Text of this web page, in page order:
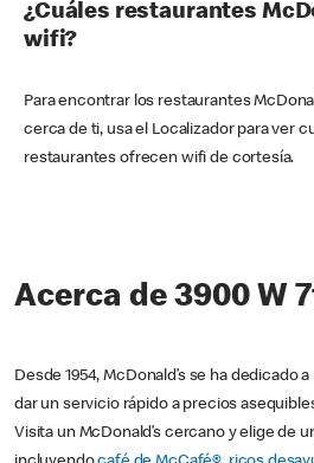
¿Cuáles restaurantes
wifi?
Para encontrar los restaurantes
cerca de ti, usa el Localizador para ver
restaurantes ofrecen wifi de cortesía.
Acerca de 3900 W
Desde 1954, McDonald’s se ha dedicado
dar un servicio rápido a precios
Visita un McDonald’s cercano y elige de